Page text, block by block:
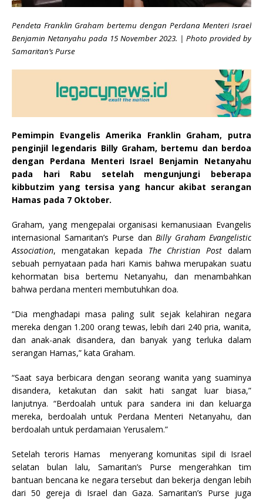
Pendeta Franklin Graham bertemu dengan Perdana Menteri Israel
Benjamin Netanyahu pada 15 November 2023. | Photo provided by
Samaritan’s Purse
Pemimpin Evangelis Amerika Franklin Graham, putra
penginjil legendaris Billy Graham, bertemu dan berdoa
dengan Perdana Menteri Israel Benjamin Netanyahu
pada hari Rabu setelah mengunjungi beberapa
kibbutzim yang tersisa yang hancur akibat serangan
Hamas pada 7 Oktober.
Graham, yang mengepalai organisasi kemanusiaan Evangelis
internasional Samaritan’s Purse dan Billy Graham Evangelistic
Association, mengatakan kepada The Christian Post dalam
sebuah pernyataan pada hari Kamis bahwa merupakan suatu
kehormatan bisa bertemu Netanyahu, dan menambahkan
bahwa perdana menteri membutuhkan doa.
“Dia menghadapi masa paling sulit sejak kelahiran negara
mereka dengan 1.200 orang tewas, lebih dari 240 pria, wanita,
dan anak-anak disandera, dan banyak yang terluka dalam
serangan Hamas,” kata Graham.
“Saat saya berbicara dengan seorang wanita yang suaminya
disandera, ketakutan dan sakit hati sangat luar biasa,”
lanjutnya. “Berdoalah untuk para sandera ini dan keluarga
mereka, berdoalah untuk Perdana Menteri Netanyahu, dan
berdoalah untuk perdamaian Yerusalem.”
Setelah teroris Hamas menyerang komunitas sipil di Israel
selatan bulan lalu, Samaritan’s Purse mengerahkan tim
bantuan bencana ke negara tersebut dan bekerja dengan lebih
dari 50 gereja di Israel dan Gaza. Samaritan’s Purse juga